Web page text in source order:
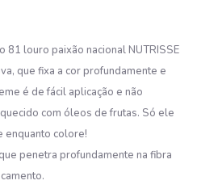
81 louro paixão nacional NUTRISSE
que fixa a cor profundamente e
é de fácil aplicação e não
com óleos de frutas. Só ele
enquanto colore!
penetra profundamente na fibra